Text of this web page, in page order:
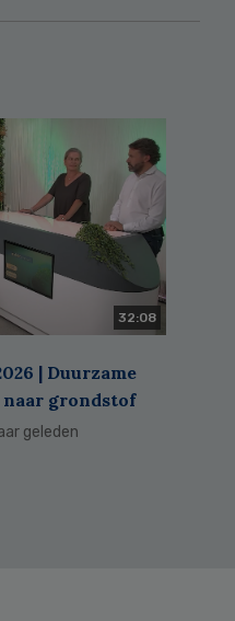
32:08
| Duurzame
naar grondstof
geleden